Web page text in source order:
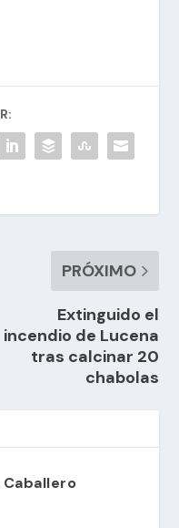
PRÓXIMO
Extinguido el
incendio de Lucena
tras calcinar 20
chabolas
Caballero